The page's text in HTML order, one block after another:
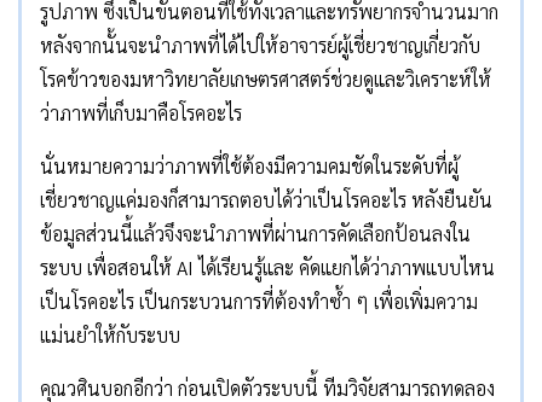
รูปภาพ ซึ่งเป็นขั้นตอนที่ใช้ทั้งเวลาและทรัพยากรจำนวนมาก
หลังจากนั้นจะนำภาพที่ได้ไปให้อาจารย์ผู้เชี่ยวชาญเกี่ยวกับ
โรคข้าวของมหาวิทยาลัยเกษตรศาสตร์ช่วยดูและวิเคราะห์ให้
ว่าภาพที่เก็บมาคือโรคอะไร
นั่นหมายความว่าภาพที่ใช้ต้องมีความคมชัดในระดับที่ผู้
เชี่ยวชาญแค่มองก็สามารถตอบได้ว่าเป็นโรคอะไร หลังยืนยัน
ข้อมูลส่วนนี้แล้วจึงจะนำภาพที่ผ่านการคัดเลือกป้อนลงใน
ระบบ เพื่อสอนให้ AI ได้เรียนรู้และ คัดแยกได้ว่าภาพแบบไหน
เป็นโรคอะไร เป็นกระบวนการที่ต้องทำซ้ำ ๆ เพื่อเพิ่มความ
แม่นยำให้กับระบบ
คุณวศินบอกอีกว่า ก่อนเปิดตัวระบบนี้ ทีมวิจัยสามารถทดลอง